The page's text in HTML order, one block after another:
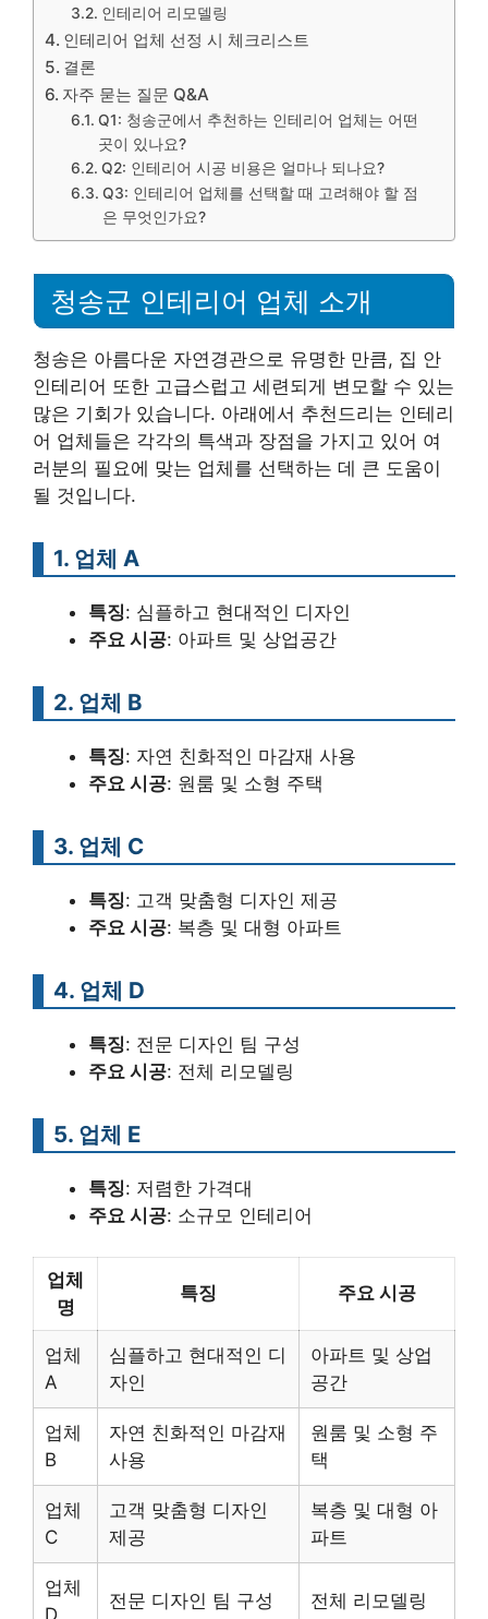
인테리어 리모델링
인테리어 업체 선정 시 체크리스트
결론
자주 묻는 질문 Q&A
Q1: 청송군에서 추천하는 인테리어 업체는 어떤
곳이 있나요?
Q2: 인테리어 시공 비용은 얼마나 되나요?
Q3: 인테리어 업체를 선택할 때 고려해야 할 점
은 무엇인가요?
청송군 인테리어 업체 소개
청송은 아름다운 자연경관으로 유명한 만큼, 집 안
인테리어 또한 고급스럽고 세련되게 변모할 수 있는
많은 기회가 있습니다. 아래에서 추천드리는 인테리
어 업체들은 각각의 특색과 장점을 가지고 있어 여
러분의 필요에 맞는 업체를 선택하는 데 큰 도움이
될 것입니다.
1. 업체 A
특징: 심플하고 현대적인 디자인
주요 시공: 아파트 및 상업공간
2. 업체 B
특징: 자연 친화적인 마감재 사용
주요 시공: 원룸 및 소형 주택
3. 업체 C
특징: 고객 맞춤형 디자인 제공
주요 시공: 복층 및 대형 아파트
4. 업체 D
특징: 전문 디자인 팀 구성
주요 시공: 전체 리모델링
5. 업체 E
특징: 저렴한 가격대
주요 시공: 소규모 인테리어
업체
명
특징 주요 시공
업체
A
심플하고 현대적인 디
자인
아파트 및 상업
공간
업체
B
자연 친화적인 마감재
사용
원룸 및 소형 주
택
업체
C
고객 맞춤형 디자인
제공
복층 및 대형 아
파트
업체
전문 디자인 팀 구성 전체 리모델링